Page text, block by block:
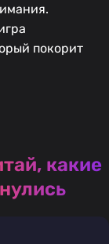
покорит
какие